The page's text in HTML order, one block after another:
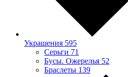
Украшения 595
Серьги 71
Бусы. Ожерелья 52
Браслеты 139